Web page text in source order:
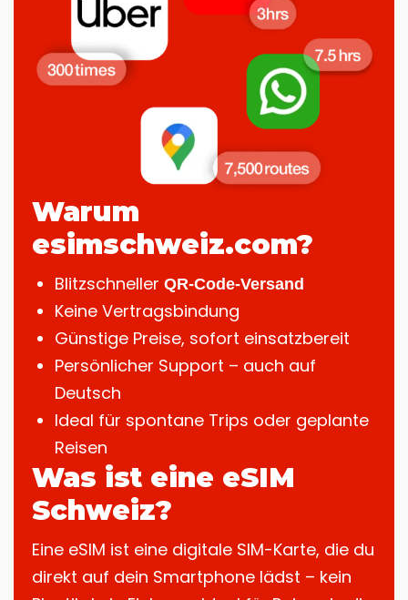
Warum
esimschweiz.com?
Blitzschneller QR-Code-Versand
Keine Vertragsbindung
Günstige Preise, sofort einsatzbereit
Persönlicher Support – auch auf
Deutsch
Ideal für spontane Trips oder geplante
Reisen
Was ist eine eSIM
Schweiz?
Eine eSIM ist eine digitale SIM-Karte, die du
direkt auf dein Smartphone lädst – kein